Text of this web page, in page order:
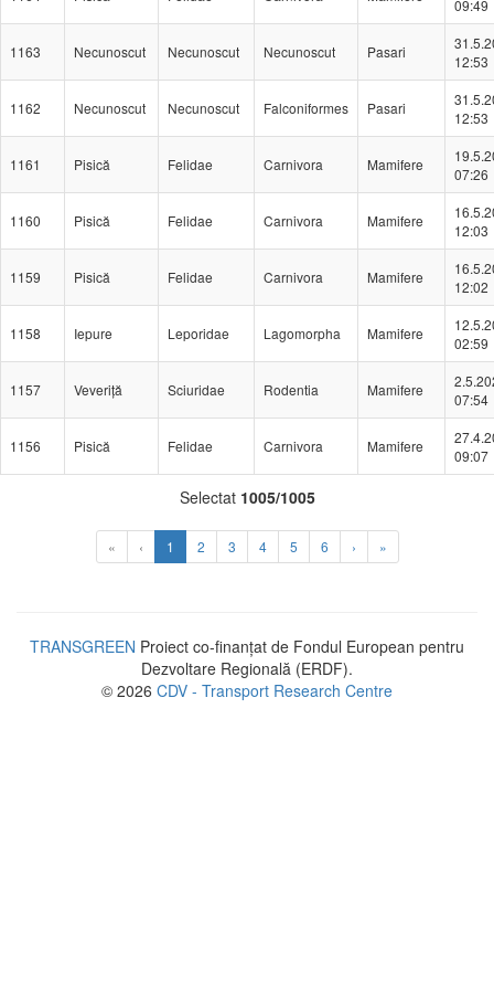
09:49
1163 Necunoscut Necunoscut Necunoscut Pasari
12:53
1162 Necunoscut Necunoscut Falconiformes Pasari
12:53
1161 Pisică Felidae Carnivora Mamifere
07:26
1160 Pisică Felidae Carnivora Mamifere
12:03
1159 Pisică Felidae Carnivora Mamifere
12:02
1158 Iepure Leporidae Lagomorpha Mamifere
02:59
1157 Veveriță Sciuridae Rodentia Mamifere
07:54
1156 Pisică Felidae Carnivora Mamifere
09:07
Selectat 1005/1005
« ‹ 1 (Aktuální)
2 3 4 5 6 › »
TRANSGREEN Proiect co-finanțat de Fondul European pentru
Dezvoltare Regională (ERDF).
© 2026 CDV - Transport Research Centre